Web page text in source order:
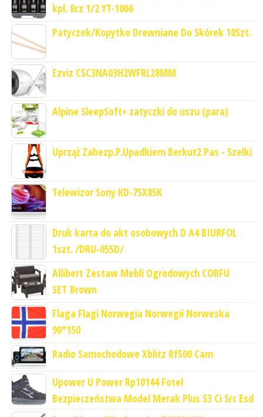
kpl. 8cz 1/2 YT-1066
Patyczek/Kopytko Drewniane Do Skórek 10Szt.
Ezviz CSC3NA03H2WFRL28MM
Alpine SleepSoft+ zatyczki do uszu (para)
Uprząż Zabezp.P.Upadkiem Berkut2 Pas - Szelki
Telewizor Sony KD-75X85K
Druk karta do akt osobowych D A4 BIURFOL
1szt. /DRU-055D/
Allibert Zestaw Mebli Ogrodowych CORFU
SET Brown
Flaga Flagi Norwegia Norwegii Norweska
90*150
Radio Samochodowe Xblitz Rf500 Cam
Upower U Power Rp10144 Fotel
Bezpieczeństwa Model Merak Plus S3 Ci Src Esd